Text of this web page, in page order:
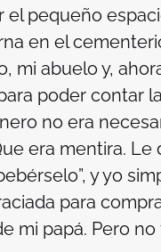
el pequeño
en el
mi abuelo y,
poder contar
no era
era mentira. Le
y yo
para
mi papá. Pero